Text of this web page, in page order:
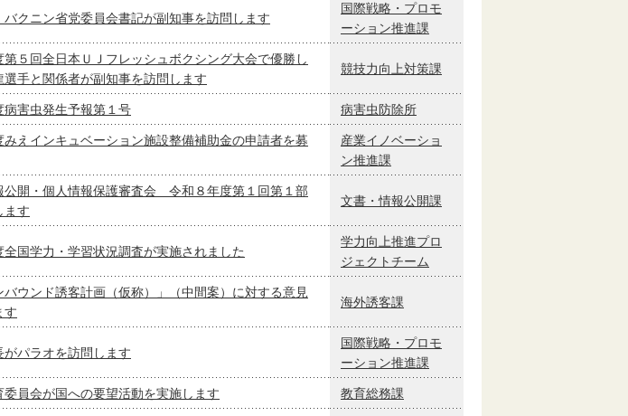
バクニン省党委員会書記が副知事を訪問します
国際戦略・プロモ
ーション推進課
第５回全日本ＵＪフレッシュボクシング大会で優勝し
選手と関係者が副知事を訪問します
競技力向上対策課
病害虫発生予報第１号 病害虫防除所
みえインキュベーション施設整備補助金の申請者を募
産業イノベーショ
ン推進課
公開・個人情報保護審査会 令和８年度第１回第１部
ます
文書・情報公開課
全国学力・学習状況調査が実施されました
学力向上推進プロ
ジェクトチーム
バウンド誘客計画（仮称）」（中間案）に対する意見
す
海外誘客課
がパラオを訪問します
国際戦略・プロモ
ーション推進課
委員会が国への要望活動を実施します 教育総務課